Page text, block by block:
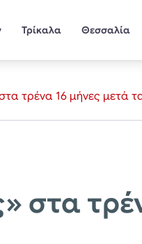
Τρίκαλα Θεσσαλία
τρένα 16 μήνες μετά
στα